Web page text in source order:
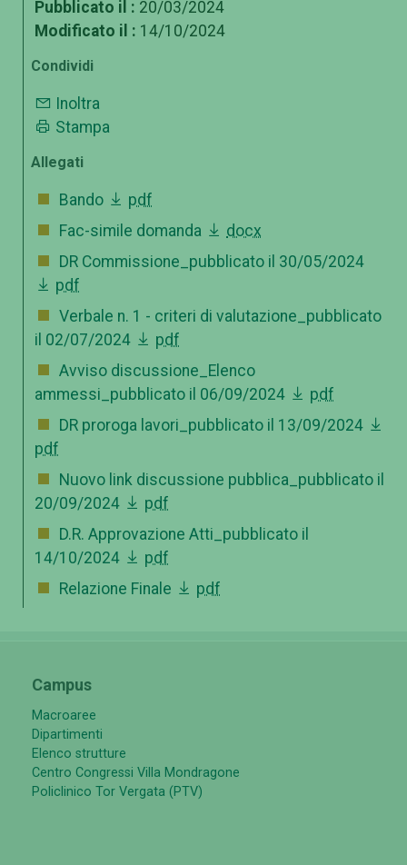
Pubblicato il : 20/03/2024
Modificato il : 14/10/2024
Condividi
Inoltra
Stampa
Allegati
Bando
pdf
Fac-simile domanda
docx
DR Commissione_pubblicato il 30/05/2024
pdf
Verbale n. 1 - criteri di valutazione_pubblicato
il 02/07/2024
pdf
Avviso discussione_Elenco
ammessi_pubblicato il 06/09/2024
pdf
DR proroga lavori_pubblicato il 13/09/2024
pdf
Nuovo link discussione pubblica_pubblicato il
20/09/2024
pdf
D.R. Approvazione Atti_pubblicato il
14/10/2024
pdf
Relazione Finale
pdf
Campus
Macroaree
Dipartimenti
Elenco strutture
Centro Congressi Villa Mondragone
Policlinico Tor Vergata (PTV)